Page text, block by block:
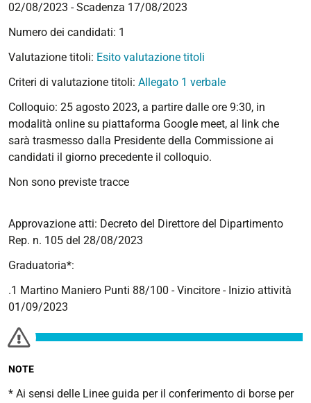
02/08/2023 - Scadenza 17/08/2023
Numero dei candidati: 1
Valutazione titoli: Esito valutazione titoli
Criteri di valutazione titoli: Allegato 1 verbale
Colloquio: 25 agosto 2023, a partire dalle ore 9:30, in
modalità online su piattaforma Google meet, al link che
sarà trasmesso dalla Presidente della Commissione ai
candidati il giorno precedente il colloquio.
Non sono previste tracce
Approvazione atti: Decreto del Direttore del Dipartimento
Rep. n. 105 del 28/08/2023
Graduatoria*:
.1 Martino Maniero Punti 88/100 - Vincitore - Inizio attività
01/09/2023
NOTE
* Ai sensi delle Linee guida per il conferimento di borse per